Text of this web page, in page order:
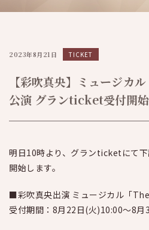
2023年8月21日 TICKET
【彩吹真央】ミュージカ
公演 グランticket受付開始
明日10時より、グランticketにて
開始します。
■彩吹真央出演 ミュージカル「
受付期間：8月22日(火)10:00～8月